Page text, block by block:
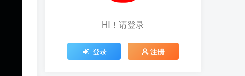
HI！请登录
登录 注册
推荐开通钻石会员下载更优惠！